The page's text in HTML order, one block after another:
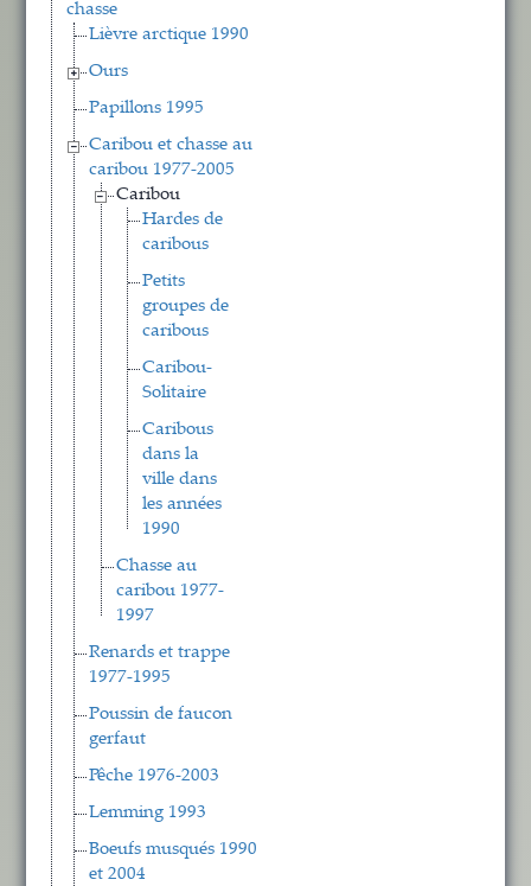
chasse
Lièvre arctique 1990
Ours
Papillons 1995
Caribou et chasse au
caribou 1977-2005
Caribou
Hardes de
caribous
Petits
groupes de
caribous
Caribou-
Solitaire
Caribous
dans la
ville dans
les années
1990
Chasse au
caribou 1977-
1997
Renards et trappe
1977-1995
Poussin de faucon
gerfaut
Pêche 1976-2003
Lemming 1993
Boeufs musqués 1990
et 2004